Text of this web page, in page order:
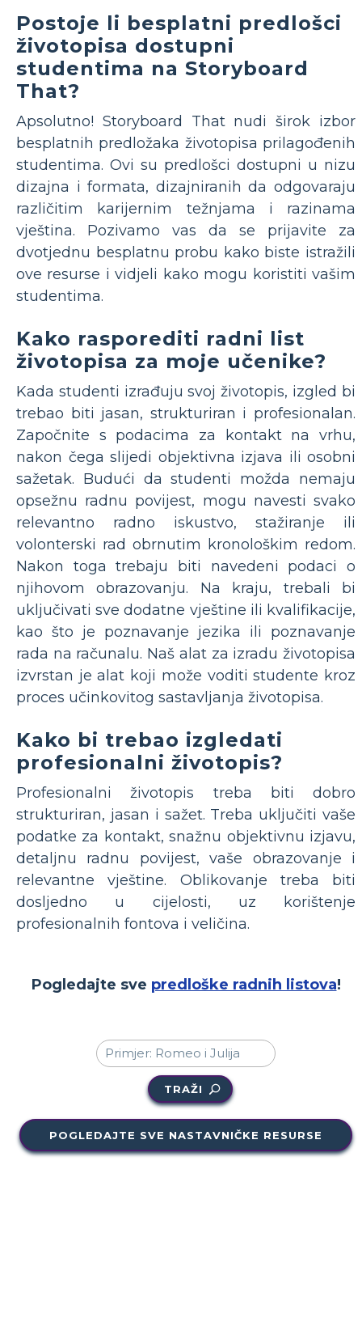
Postoje li besplatni predlošci
životopisa dostupni
studentima na Storyboard
That?
Apsolutno! Storyboard That nudi širok izbor
besplatnih predložaka životopisa prilagođenih
studentima. Ovi su predlošci dostupni u nizu
dizajna i formata, dizajniranih da odgovaraju
različitim karijernim težnjama i razinama
vještina. Pozivamo vas da se prijavite za
dvotjednu besplatnu probu kako biste istražili
ove resurse i vidjeli kako mogu koristiti vašim
studentima.
Kako rasporediti radni list
životopisa za moje učenike?
Kada studenti izrađuju svoj životopis, izgled bi
trebao biti jasan, strukturiran i profesionalan.
Započnite s podacima za kontakt na vrhu,
nakon čega slijedi objektivna izjava ili osobni
sažetak. Budući da studenti možda nemaju
opsežnu radnu povijest, mogu navesti svako
relevantno radno iskustvo, stažiranje ili
volonterski rad obrnutim kronološkim redom.
Nakon toga trebaju biti navedeni podaci o
njihovom obrazovanju. Na kraju, trebali bi
uključivati sve dodatne vještine ili kvalifikacije,
kao što je poznavanje jezika ili poznavanje
rada na računalu. Naš alat za izradu životopisa
izvrstan je alat koji može voditi studente kroz
proces učinkovitog sastavljanja životopisa.
Kako bi trebao izgledati
profesionalni životopis?
Profesionalni životopis treba biti dobro
strukturiran, jasan i sažet. Treba uključiti vaše
podatke za kontakt, snažnu objektivnu izjavu,
detaljnu radnu povijest, vaše obrazovanje i
relevantne vještine. Oblikovanje treba biti
dosljedno u cijelosti, uz korištenje
profesionalnih fontova i veličina.
Pogledajte sve predloške radnih listova!
TRAŽI
POGLEDAJTE SVE NASTAVNIČKE RESURSE